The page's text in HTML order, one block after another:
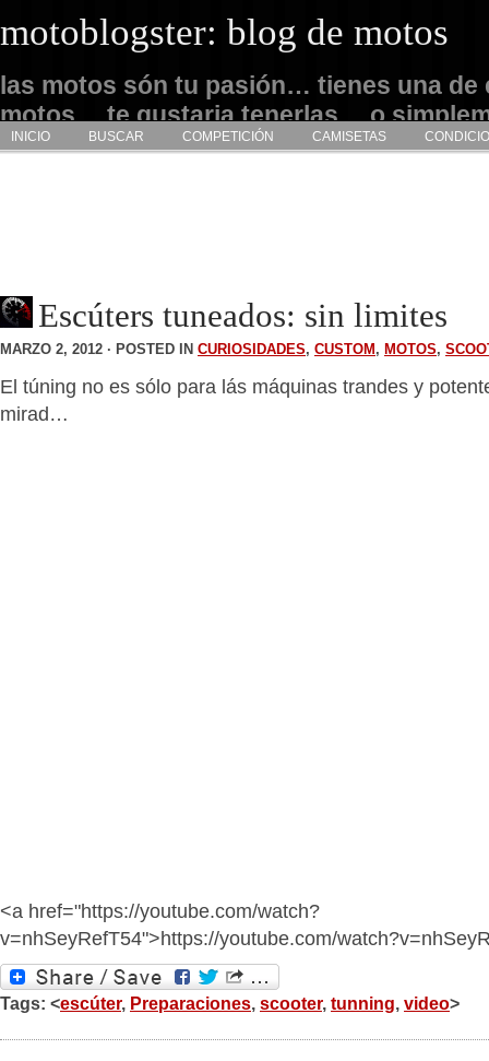
motoblogster: blog de motos
las motos són tu pasión… tienes una de
motos… te gustaria tenerlas… o
admirarlas… este es tu sitio
INICIO BUSCAR COMPETICIÓN CAMISETAS
Escúters tuneados: sin limites
MARZO 2, 2012 · POSTED IN CURIOSIDADES, CUSTOM , MOTOS,
El túning no es sólo para lás máquinas trandes y
mirad…
<a href="https://youtube.com/watch?
v=nhSeyRefT54">https://youtube.com/
Tags: <escúter, Preparaciones, scooter, tunning, video>